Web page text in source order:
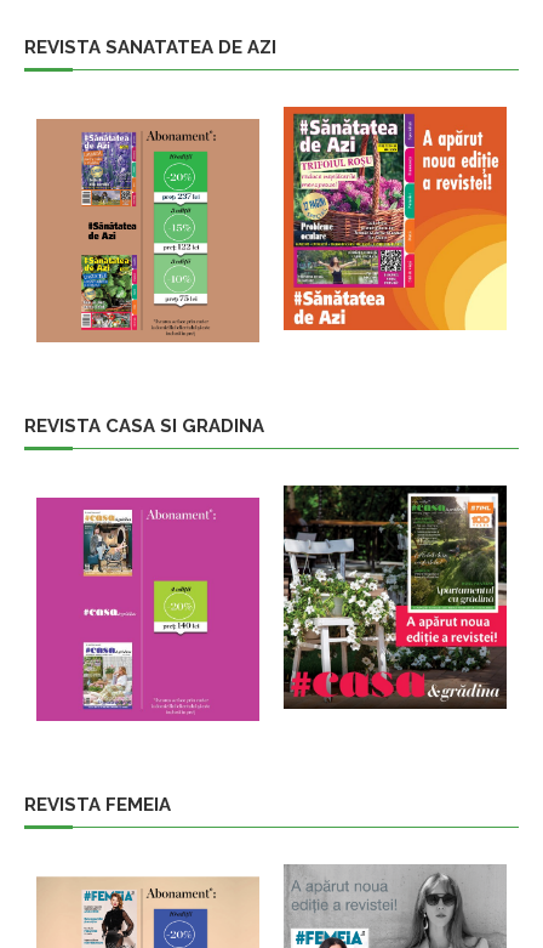
REVISTA SANATATEA DE AZI
REVISTA CASA SI GRADINA
REVISTA FEMEIA